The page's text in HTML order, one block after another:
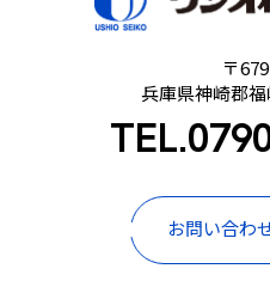
〒
兵庫県神崎郡
TEL.
お問い合わ